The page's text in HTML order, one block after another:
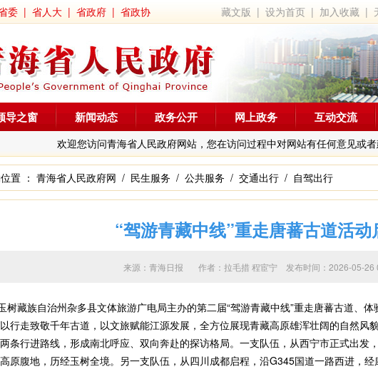
委 | 省人大 | 省政府 | 省政协 藏文版 |设为首页 | 加入收藏 |
欢迎您访问青海省人民政府网站，您在访问过程中对网站有任何意见或者
导之窗 新闻动态 政务公开 网上政务 互动交流
置 ： 青海省人民政府网 / 民生服务 / 公共服务 / 交通出行 / 自驾出行
“驾游青藏中线”重走唐蕃古道活动
来源：青海日报 作者： 拉毛措 程宦宁 发布时间：2026-05-
藏族自治州杂多县文体旅游广电局主办的第二届“驾游青藏中线”重走唐蕃古道、体
行走致敬千年古道，以文旅赋能江源发展，全方位展现青藏高原雄浑壮阔的自然风
行进路线，形成南北呼应、双向奔赴的探访格局。一支队伍，从西宁市正式出发
原腹地，历经玉树全境。另一支队伍，从四川成都启程，沿G345国道一路西进，